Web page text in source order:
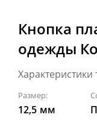
Кнопка
одежды
Характеристики
Размер:
12,5 мм